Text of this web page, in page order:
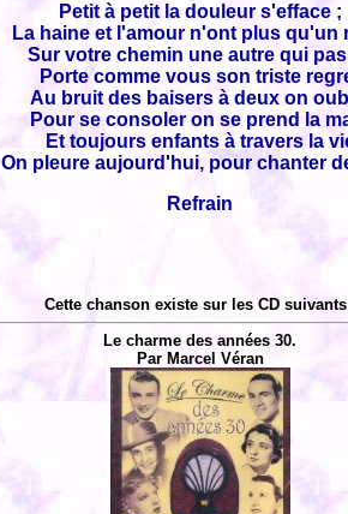
Petit à petit la douleur s'efface ;
La haine et l'amour n'ont plus qu'un
Sur votre chemin une autre qui
Porte comme vous son triste
Au bruit des baisers à deux on
Pour se consoler on se prend la
Et toujours enfants à travers la
On pleure aujourd'hui, pour chanter
Refrain
Cette chanson existe sur les CD
Le charme des années 30.
Par Marcel Véran